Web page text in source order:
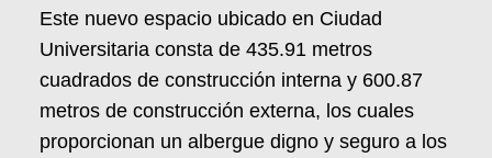
Este nuevo espacio ubicado en Ciudad
Universitaria consta de 435.91 metros
cuadrados de construcción interna y 600.87
metros de construcción externa, los cuales
proporcionan un albergue digno y seguro a los